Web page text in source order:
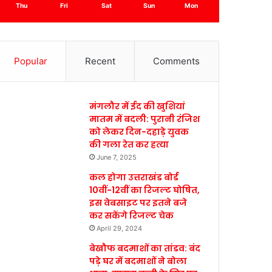
Thu Fri Sat Sun Mon
Popular Recent Comments
मंगलौर में ईद की खुशियां
मातम में बदली: पुरानी रंजिश
को लेकर दिन-दहाड़े युवक
की गला रेत कर हत्या
June 7, 2025
कल होगा उत्तराखंड बोर्ड
10वीं-12वीं का रिजल्ट घोषित,
इस वेबसाइट पर इतने बजे
कर सकेंगे रिजल्ट चेक
April 29, 2024
बेखौफ बदमाशों का तांडव: बंद
पड़े घर में बदमाशों ने बोला